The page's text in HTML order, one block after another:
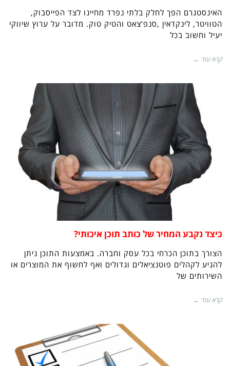
האינסטגרם הפך לחלק בלתי נפרד מחיינו לצד הפייסבוק,
הטוויטר, לינקדאין ,סנפ’צאט והטיק טוק. מדובר על ערוץ שיווקי
יעיל וחשוב בכל
קרא עוד ←
כיצד נקבע המחיר של כותב תוכן איכותי?
הצורך בתוכן הכרחי בכל עסק וחברה. באמצעות התוכן ניתן
להגיע לקהלים פוטנציאלים וגדולים ואף לחשוף את המוצרים או
השירותים של
קרא עוד ←